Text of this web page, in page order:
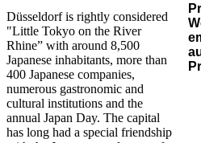
​Düsseldorf is rightly considered
"Little Tokyo on the River
Rhine” with around 8,500
Japanese inhabitants, more than
400 Japanese companies,
numerous gastronomic and
cultural institutions and the
annual Japan Day. The capital
has long had a special friendship